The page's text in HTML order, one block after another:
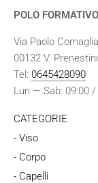
POLO FORMATIVO
Via Paolo
00132 V.
Tel: 0645428090
Lun — Sab: 09:00 /
CATEGORIE
- Viso
- Corpo
- Capelli